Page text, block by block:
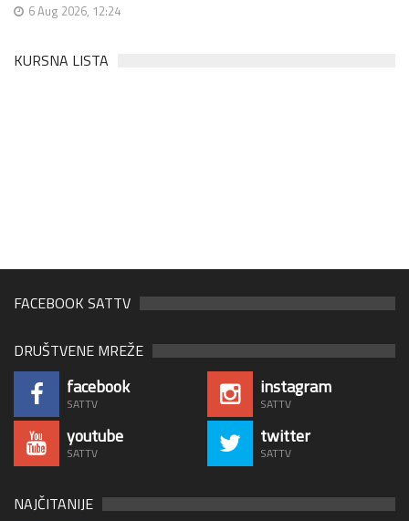
6 Aug 2026, 12:24
KURSNA LISTA
FACEBOOK SATTV
DRUŠTVENE MREŽE
facebook
SATTV
instagram
SATTV
youtube
SATTV
twitter
SATTV
NAJČITANIJE